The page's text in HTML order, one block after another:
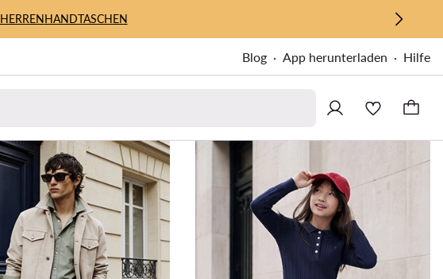
HERRENHANDTASCHEN
Blog App herunterladen Hilfe